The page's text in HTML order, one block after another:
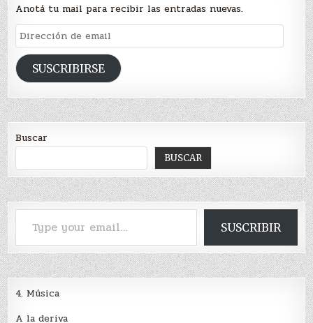
Anotá tu mail para recibir las entradas nuevas.
Dirección
de
emailSUSCRIBIRSE
Buscar
BUSCAR
Type your email…
SUSCRIBIR
4. Música
A la deriva